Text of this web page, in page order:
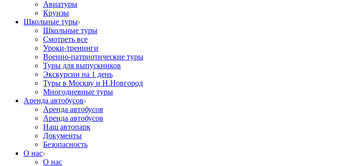
Авиатуры
Круизы
Школьные туры
Школьные туры
Смотреть все
Уроки-тренинги
Военно-патриотические туры
Туры для выпускников
Экскурсии на 1 день
Туры в Москву и Н.Новгород
Многодневные туры
Аренда автобусов
Аренда автобусов
Аренда автобусов
Наш автопарк
Документы
Безопасность
О нас
О нас